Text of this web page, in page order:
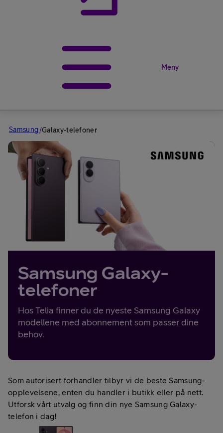
Meny
Samsung/Galaxy-telefoner
Samsung Galaxy-
telefoner
Hos Telia finner du de nyeste Samsung Galaxy
modellene med abonnement som passer dine
behov.
Som autorisert forhandler tilbyr vi de beste Samsung-
opplevelsene, enten du handler i butikk eller på nett.
Utforsk vårt utvalg og finn din nye Samsung Galaxy-
telefon i dag!​